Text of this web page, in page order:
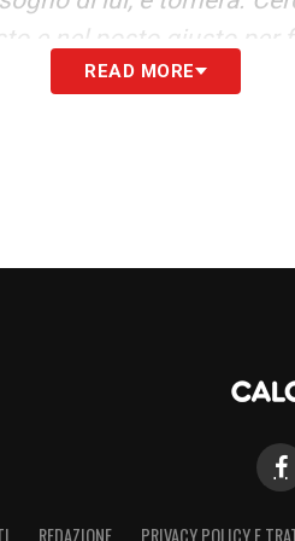
e nel posto giusto per
READ MORE
REDAZIONE PRIVACY POLICY E